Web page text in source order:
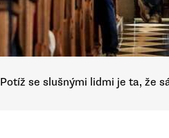
Potíž se slušnými lidmi je ta, že